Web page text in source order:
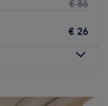
€ 86
€ 26
09:00–21:00